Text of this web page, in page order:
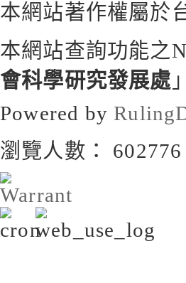
本網站著作權屬於
本網站查詢功能之
會科學研究發展處 」
Powered by
瀏覽人數： 602776